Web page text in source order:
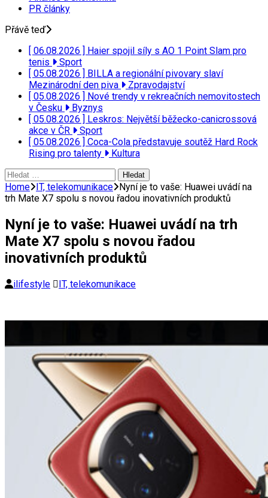
PR články
Přávě teď
[ 06.08.2026 ] Haier spojil síly s AO 1 Point Slam pro
tenis
Sport
[ 05.08.2026 ] BILLA a regionální pivovary slaví
Mezinárodní den piva
Zpravodajství
[ 05.08.2026 ] Nové trendy v rekreačních nemovitostech
v Česku
Byznys
[ 05.08.2026 ] Leskros: Největší běžecko-canicrossová
akce v ČR
Sport
[ 05.08.2026 ] Coca-Cola představuje soutěž Hard Rock
Rising pro talenty
Kultura
Vyhledávání
Home IT, telekomunikace Nyní je to vaše: Huawei uvádí na
trh Mate X7 spolu s novou řadou inovativních produktů
Nyní je to vaše: Huawei uvádí na trh
Mate X7 spolu s novou řadou
inovativních produktů
ilifestyle IT, telekomunikace